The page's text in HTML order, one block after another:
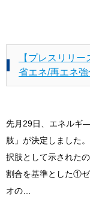
【プレスリリ
省エネ/再エネ
先月29日、エネルギ
肢」が決定しました
択肢として示された
割合を基準とした①
オの…